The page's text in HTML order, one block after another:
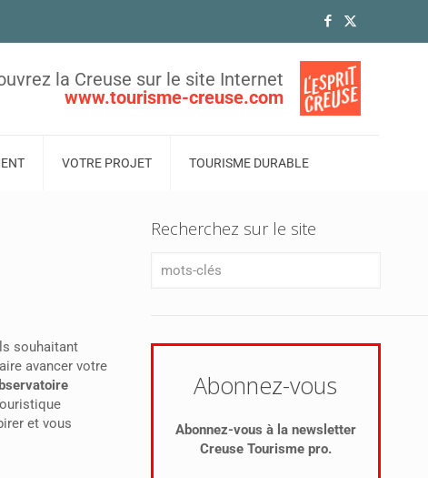
VOTRE PROJET TOURISME DURABLE
la Creuse sur le site Internet
www.tourisme-creuse.com
souhaitant
avancer votre
et vous
Recherchez sur le site
Abonnez-vous
Abonnez-vous à la newsletter
Creuse Tourisme pro.